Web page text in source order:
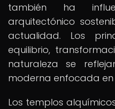
también ha
arquitectónico
actualidad. Los
equilibrio,
naturaleza se
moderna enfocada en
Los templos